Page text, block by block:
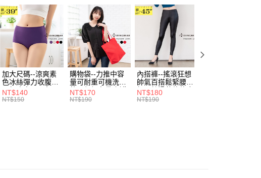
醒簡訊。
2.透過簡訊連結打開帳單後，可選擇「超商條碼／台灣大直營門市／銀行轉
帳／街口支付／iPASS MONEY」等通路繳費。
【注意事項】
1.本服務係由「台灣大哥大股份有限公司」（以下簡稱本公司）所提供，讓
用戶於交易時，得透過本服務購買商品或服務，並由商店將買賣／分期付
款買賣價金債權讓與本公司後，依約使用本公司帳單繳交帳款。
2.基於同意付款使用「大哥付你分期」之契約關係目的，商店將以您的個人
資料（包含姓名、電話或地址）提供予台灣大哥大進項蒐集、處理及利
用，由本公司與您本人進行分期帳單所需資料之確認、核對及更正。
3.完整用戶服務條款，請詳閱以下連結：
https://oppay.tw/userRule
１．於結帳方式選擇「AFTEE先享後付」後，將跳轉至「AFTEE先享後
付」結帳頁面，進行簡訊認證並確認金額後，即可完成結帳。
２．訂單成立數日內，您將收到繳費通知簡訊。
３．收到繳費通知簡訊後14天內，點擊此簡訊中的連結，可透過四大超商
／ATM／網路銀行／等多元方式進行付款，方視為交易完成。
※ 請注意：結帳手續完成當下不需立刻繳費，但若您需要取消訂單，請聯
絡購買商品的店家。未經商家同意取消之訂單仍視為有效，需透過AFTEE
先享後付繳納相關費用。
※ 交易是否成功請以「AFTEE先享後付 」之結帳頁面顯示為準，若有關於
是否繳費成功／繳費後需取消欲退款等相關疑問，請聯繫「AFTEE先享後
付客戶支援中心」
https://netprotections.freshdesk.com/support/home
每筆NT$70，滿NT$699(含以上)免運費
付款後全家取貨
每筆NT$70，滿NT$699(含以上)免運費
7-11取貨付款
每筆NT$70，滿NT$799(含以上)免運費
付款後7-11取貨
每筆NT$70，滿NT$699(含以上)免運費
🐦秋冬出清．5折UP! 優雅冬日風尚。秋冬．５折起
加大尺碼--涼爽素
色冰絲彈力收腹提
臀無痕中腰三角內
褲(黑.紅.粉.紫L-
NT$140
NT$150
購物袋--力推中容
量可耐重可機洗烘
乾環保帆布袋/側背
包(黑.紅.米F)-
NT$170
NT$190
內搭褲--搖滾狂想
帥氣百搭鬆緊腰頭
超彈絲滑薄款仿皮
褲(黑XL-6L)-R179
NT$180
NT$190